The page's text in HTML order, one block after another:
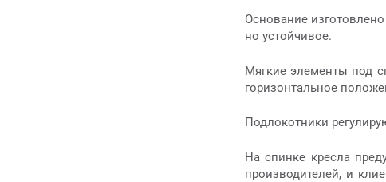
Основание
но устойчивое.
Мягкие элементы под
горизонтальное
Подлокотники
На спинке кресла
производителей, и